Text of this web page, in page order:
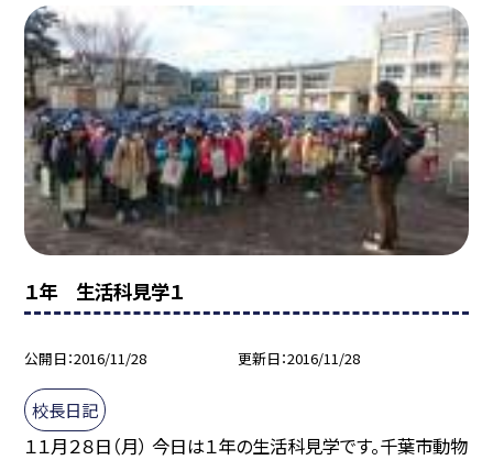
１年 生活科見学１
公開日 2016/11/28 更新日 2016/11/28
校長日記
１１月２８日（月） 今日は１年の生活科見学です。千葉市動物